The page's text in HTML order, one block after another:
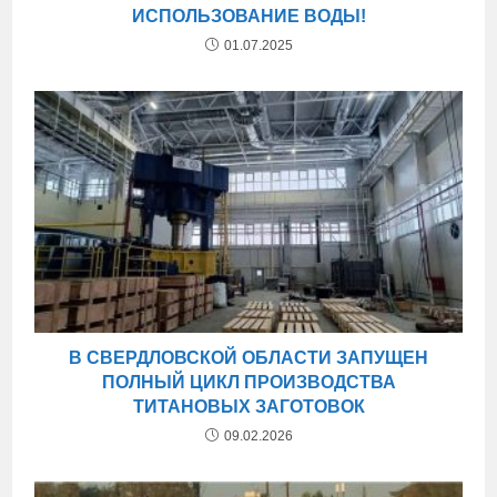
ИСПОЛЬЗОВАНИЕ ВОДЫ!
01.07.2025
В СВЕРДЛОВСКОЙ ОБЛАСТИ ЗАПУЩЕН
ПОЛНЫЙ ЦИКЛ ПРОИЗВОДСТВА
ТИТАНОВЫХ ЗАГОТОВОК
09.02.2026